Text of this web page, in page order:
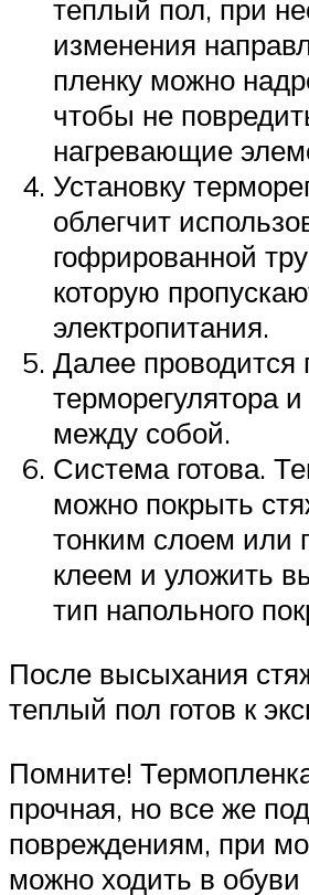
теплый пол, при
изменения
пленку можно
чтобы не
нагревающие
Установку
облегчит
гофрированной
которую
электропитания.
Далее проводится
терморегулятора
между собой.
Система готова.
можно покрыть
тонким слоем или
клеем и уложить
тип напольного
После высыхания
теплый пол готов к
Помните!
прочная, но все же
повреждениям, при
можно ходить в обуви